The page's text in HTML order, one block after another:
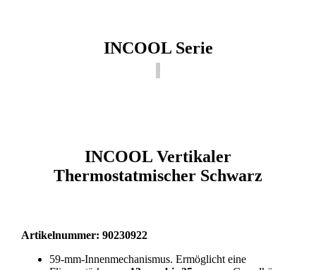
INCOOL Serie
INCOOL Vertikaler
Thermostatmischer Schwarz
Artikelnummer: 90230922
59-mm-Innenmechanismus. Ermöglicht eine